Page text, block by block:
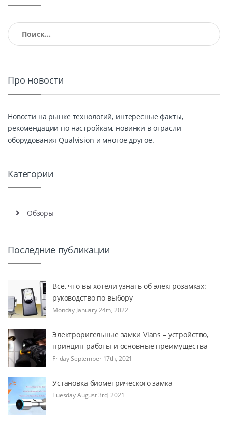
Найти:
Про новости
Новости на рынке технологий, интересные факты,
рекомендации по настройкам, новинки в отрасли
оборудования Qualvision и многое другое.
Категории
Обзоры
Последние публикации
Все, что вы хотели узнать об электрозамках:
руководство по выбору
Monday January 24th, 2022
Электроригельные замки Vians – устройство,
принцип работы и основные преимущества
Friday September 17th, 2021
Установка биометрического замка
Tuesday August 3rd, 2021